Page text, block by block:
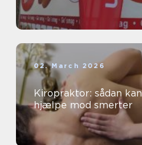
02. March 2026
Kiropraktor: sådan
hjælpe mod smerter